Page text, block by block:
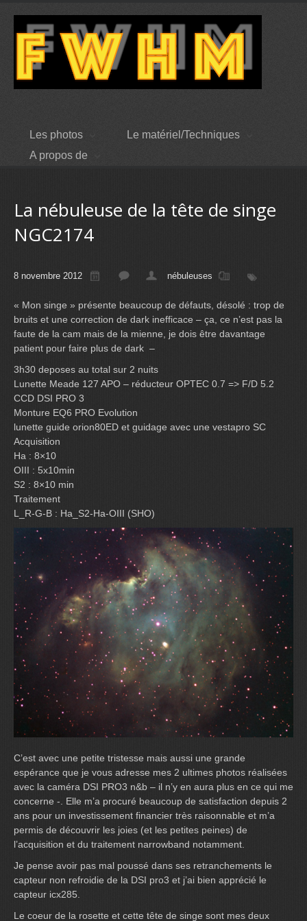
Les photos
Le matériel/Techniques
A propos de
La nébuleuse de la tête de singe
NGC2174
8 novembre 2012 nébuleuses
« Mon singe » présente beaucoup de défauts, désolé : trop de
bruits et une correction de dark inefficace – ça, ce n’est pas la
faute de la cam mais de la mienne, je dois être davantage
patient pour faire plus de dark –
3h30 deposes au total sur 2 nuits
Lunette Meade 127 APO – réducteur OPTEC 0.7 => F/D 5.2
CCD DSI PRO 3
Monture EQ6 PRO Evolution
lunette guide orion80ED et guidage avec une vestapro SC
Acquisition
Ha : 8×10
OIII : 5x10min
S2 : 8×10 min
Traitement
L_R-G-B : Ha_S2-Ha-OIII (SHO)
C’est avec une petite tristesse mais aussi une grande
espérance que je vous adresse mes 2 ultimes photos réalisées
avec la caméra DSI PRO3 n&b – il n’y en aura plus en ce qui me
concerne -. Elle m’a procuré beaucoup de satisfaction depuis 2
ans pour un investissement financier très raisonnable et m’a
permis de découvrir les joies (et les petites peines) de
l’acquisition et du traitement narrowband notamment.
Je pense avoir pas mal poussé dans ses retranchements le
capteur non refroidie de la DSI pro3 et j’ai bien apprécié le
capteur icx285.
Le coeur de la rosette et cette tête de singe sont mes deux